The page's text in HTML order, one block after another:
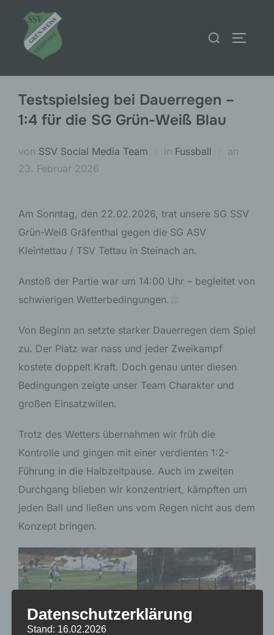
springen
Suchen
Testspielsieg bei Dauerregen –
1:4 für die SG Grün-Weiß Blau
von SSV Social Media Team in Fussball an
23. Februar 2026
Am Sonntag, den 22.02.2026, trat unsere SG SSV
Grün-Weiß Gräfenthal gegen die SG ASV
Kleintettau / TSV Tettau in Steinach an.
Anstoß der Partie war um 14:00 Uhr – begleitet von
schwierigen Wetterbedingungen.
Von Beginn an setzte starker Dauerregen dem Spiel
zu. Der Platz war nass und jeder Zweikampf
kostete doppelt Kraft. Doch genau unter diesen
Bedingungen zeigte unser Team Charakter und
großen Einsatzwillen.
Trotz des Wetters übernahmen wir früh die
Kontrolle und gingen mit einer verdienten 1:2-
Führung in die Halbzeitpause. Auch im zweiten
Durchgang blieben wir konzentriert, kämpften um
jeden Ball und ließen uns vom Regen nicht aus dem
Konzept bringen.
Datenschutzerklärung
Stand: 16.02.2026